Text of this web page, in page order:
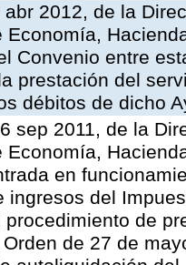
2012, de la
Economía,
Convenio entre
prestación del
débitos de dicho
sep 2011, de la
Economía,
en
ingresos del
de
de 27 de